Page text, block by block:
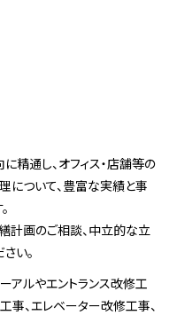
精通し、オフィス・店舗等の
について、豊富な実績と事
計画のご相談、中立的な立
い。
アルやエントランス改修工
事、エレベーター改修工事、